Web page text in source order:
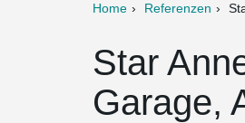
Home Referenzen
Star
Garage,